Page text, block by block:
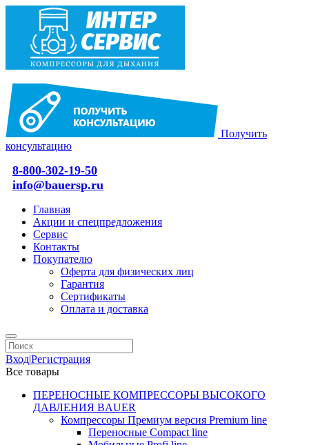
Получить
консультацию
8-800-302-19-50
info@bauersp.ru
Главная
Акции и спецпредложения
Сервис
Контакты
Покупателю
Оферта для физических лиц
Гарантия
Сертификаты
Оплата и доставка
Вход|Регистрация
Все товары
ПЕРЕНОСНЫЕ КОМПРЕССОРЫ ВЫСОКОГО
ДАВЛЕНИЯ BAUER
Компрессоры Премиум версия Premium line
Переносные Compact line